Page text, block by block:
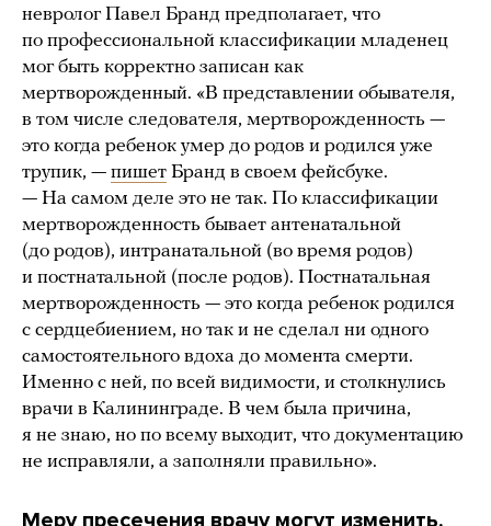
невролог Павел Бранд предполагает, что
по профессиональной классификации младенец
мог быть корректно записан как
мертворожденный. «В представлении обывателя,
в том числе следователя, мертворожденность —
это когда ребенок умер до родов и родился уже
трупик, — пишет Бранд в своем фейсбуке.
— На самом деле это не так. По классификации
мертворожденность бывает антенатальной
(до родов), интранатальной (во время родов)
и постнатальной (после родов). Постнатальная
мертворожденность — это когда ребенок родился
с сердцебиением, но так и не сделал ни одного
самостоятельного вдоха до момента смерти.
Именно с ней, по всей видимости, и столкнулись
врачи в Калининграде. В чем была причина,
я не знаю, но по всему выходит, что документацию
не исправляли, а заполняли правильно».
Меру пресечения врачу могут изменить.